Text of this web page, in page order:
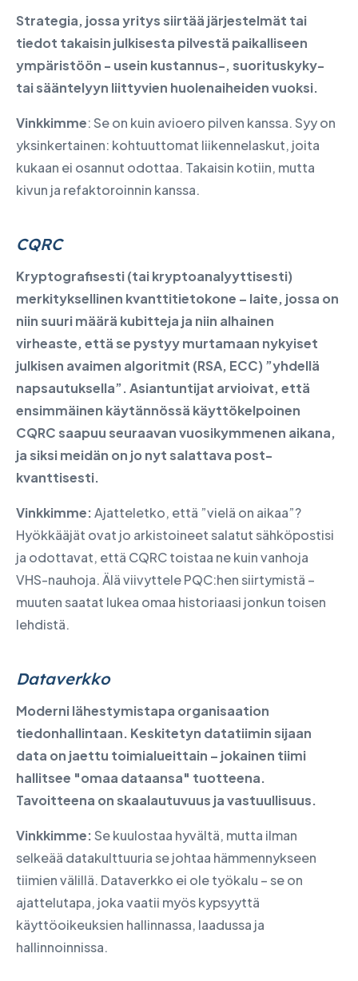
Strategia, jossa yritys siirtää järjestelmät tai
tiedot takaisin julkisesta pilvestä paikalliseen
ympäristöön - usein kustannus-, suorituskyky-
tai sääntelyyn liittyvien huolenaiheiden vuoksi.
Vinkkimme: Se on kuin avioero pilven kanssa. Syy on
yksinkertainen: kohtuuttomat liikennelaskut, joita
kukaan ei osannut odottaa. Takaisin kotiin, mutta
kivun ja refaktoroinnin kanssa.
CQRC
Kryptografisesti (tai kryptoanalyyttisesti)
merkityksellinen kvanttitietokone – laite, jossa on
niin suuri määrä kubitteja ja niin alhainen
virheaste, että se pystyy murtamaan nykyiset
julkisen avaimen algoritmit (RSA, ECC) ”yhdellä
napsautuksella”. Asiantuntijat arvioivat, että
ensimmäinen käytännössä käyttökelpoinen
CQRC saapuu seuraavan vuosikymmenen aikana,
ja siksi meidän on jo nyt salattava post-
kvanttisesti.
Vinkkimme:Ajatteletko, että ”vielä on aikaa”?
Hyökkääjät ovat jo arkistoineet salatut sähköpostisi
ja odottavat, että CQRC toistaa ne kuin vanhoja
VHS-nauhoja. Älä viivyttele PQC:hen siirtymistä –
muuten saatat lukea omaa historiaasi jonkun toisen
lehdistä.
Dataverkko
Moderni lähestymistapa organisaation
tiedonhallintaan. Keskitetyn datatiimin sijaan
data on jaettu toimialueittain – jokainen tiimi
hallitsee "omaa dataansa" tuotteena.
Tavoitteena on skaalautuvuus ja vastuullisuus.
Vinkkimme:Se kuulostaa hyvältä, mutta ilman
selkeää datakulttuuria se johtaa hämmennykseen
tiimien välillä. Dataverkko ei ole työkalu – se on
ajattelutapa, joka vaatii myös kypsyyttä
käyttöoikeuksien hallinnassa, laadussa ja
hallinnoinnissa.